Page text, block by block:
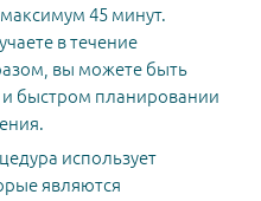
45 минут.
в течение
вы можете быть
быстром планировании
использует
являются